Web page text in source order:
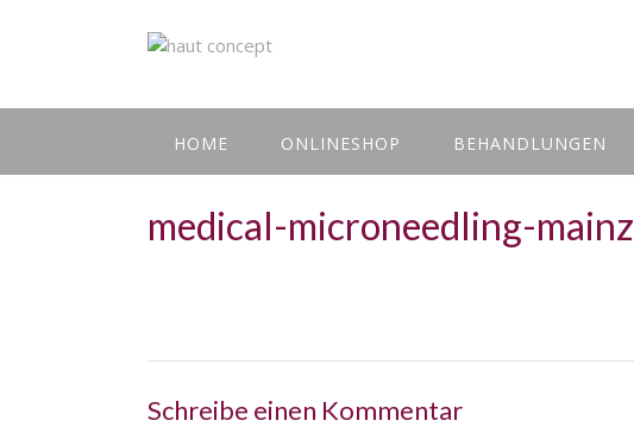
HOME ONLINESHOP BEHANDLUNGEN
medical-microneedling-mainz
Schreibe einen Kommentar